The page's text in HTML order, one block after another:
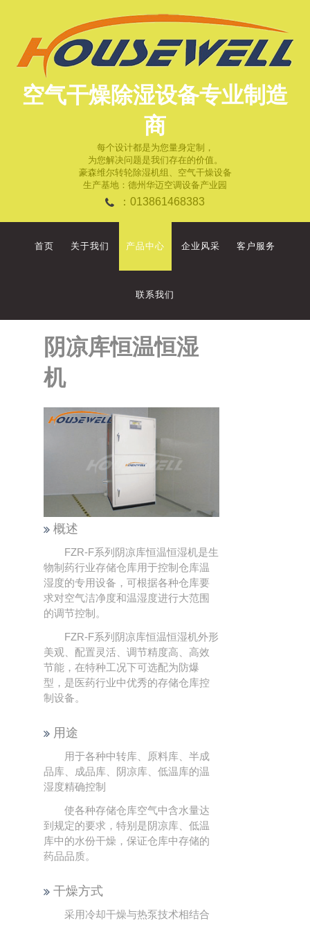
空气干燥除湿设备专业制造
商
每个设计都是为您量身定制，
为您解决问题是我们存在的价值。
豪森维尔转轮除湿机组、空气干燥设备
生产基地：德州华迈空调设备产业园
：013861468383
首页 关于我们 产品中心 企业风采 客户服务
联系我们
阴凉库恒温恒湿
机
概述
FZR-F系列阴凉库恒温恒湿机是生
物制药行业存储仓库用于控制仓库温
湿度的专用设备，可根据各种仓库要
求对空气洁净度和温湿度进行大范围
的调节控制。
FZR-F系列阴凉库恒温恒湿机外形
美观、配置灵活、调节精度高、高效
节能，在特种工况下可选配为防爆
型，是医药行业中优秀的存储仓库控
制设备。
用途
用于各种中转库、原料库、半成
品库、成品库、阴凉库、低温库的温
湿度精确控制
使各种存储仓库空气中含水量达
到规定的要求，特别是阴凉库、低温
库中的水份干燥，保证仓库中存储的
药品品质。
干燥方式
采用冷却干燥与热泵技术相结合